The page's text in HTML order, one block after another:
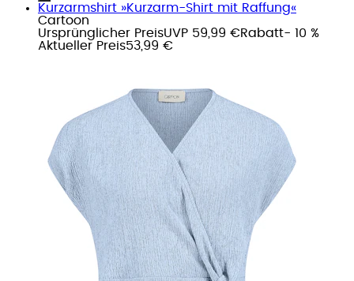
Kurzarmshirt »Kurzarm-Shirt mit Raffung«
Cartoon
Ursprünglicher PreisUVP 59,99 €Rabatt- 10 %
Aktueller Preis53,99 €